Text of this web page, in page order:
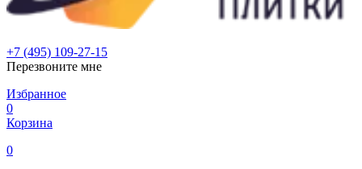
+7 (495) 109-27-15
Перезвоните мне
Избранное
0
Корзина
0